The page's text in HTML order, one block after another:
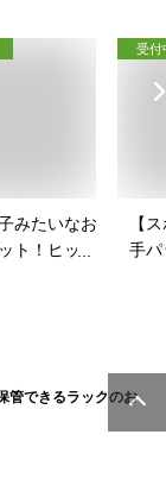
みたいなお
ト！ヒップ
受付
【
手パ
管できるラックのお